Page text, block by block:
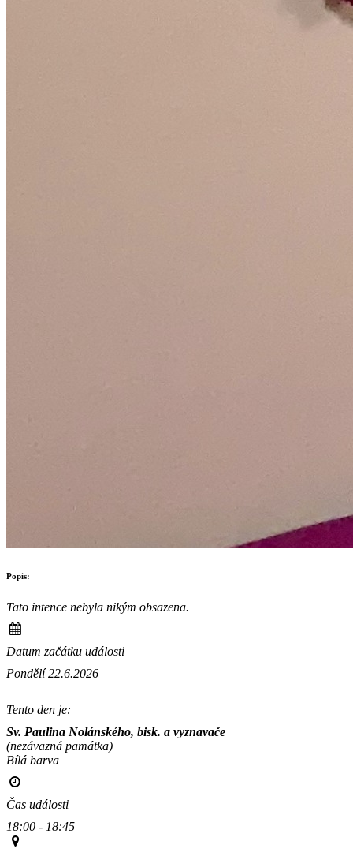
Popis:
Tato intence nebyla nikým obsazena.
Datum začátku události
Pondělí 22.6.2026
Tento den je:
Sv. Paulina Nolánského, bisk. a vyznavače
(nezávazná památka)
Bílá barva
Čas události
18:00 - 18:45